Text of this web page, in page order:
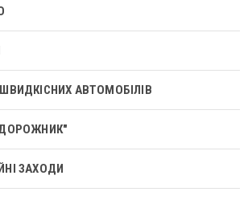
АВТОМОБІЛІВ
ЗАХОДИ